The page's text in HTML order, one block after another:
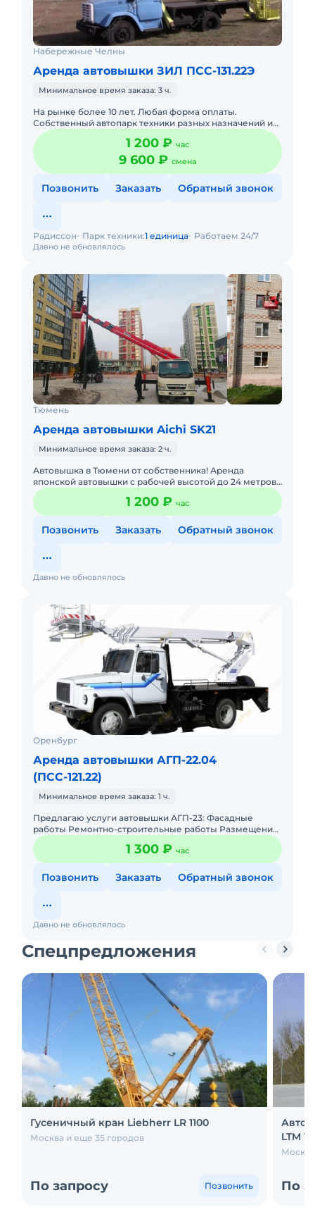
Набережные Челны
Аренда автовышки ЗИЛ ПСС-131.22Э
Минимальное время заказа: 3 ч.
На рынке более 10 лет. Любая форма оплаты.
Собственный автопарк техники разных назначений и
работ. Гибкие цены в зависимости от характера работ
и формы оплаты.
1 200 ₽ час
9 600 ₽ смена
Позвонить Заказать Обратный звонок
Давно не обновлялось
Радиссон Парк техники:1 единица Работаем 24/7
Тюмень
Аренда автовышки Aichi SK21
Минимальное время заказа: 2 ч.
Автовышка в Тюмени от собственника! Аренда
японской автовышки с рабочей высотой до 24 метров
(до 8-ого этажа). Есть управление стрелой из корзины.
Услуги автовы
1 200 ₽ час
Позвонить Заказать Обратный звонок
Давно не обновлялось
Оренбург
Аренда автовышки АГП-22.04
(ПСС-121.22)
Минимальное время заказа: 1 ч.
Предлагаю услуги автовышки АГП-23: Фасадные
работы Ремонтно-строительные работы Размещение
баннеров Уборка наледи и снега с крыш Монтажные
1 300 ₽ час
Позвонить Заказать Обратный звонок
Давно не обновлялось
Спецпредложения
Гусеничный кран Liebherr LR 1100
Москва и еще 35 городов
По запросу Позвонить
LTM
По